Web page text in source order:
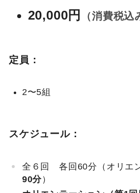
20,000円 （消費税込
定員：
2〜5組
スケジュール：
全６回 各回60分（オリエ
90分）